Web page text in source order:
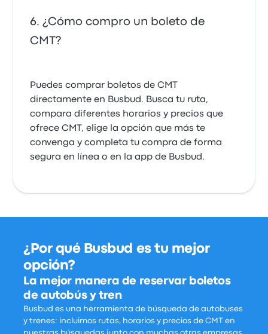
¿Cómo compro un boleto de
CMT?
Puedes comprar boletos de CMT
directamente en Busbud. Busca tu ruta,
compara diferentes horarios y precios que
ofrece CMT, elige la opción que más te
convenga y completa tu compra de forma
segura en línea o en la app de Busbud.
¿Por qué Busbud es tu mejor
opción?
La mejor manera de reservar boletos
de autobús y tren
Busbud es una herramienta de búsqueda de autobuses
y trenes: incluimos rutas, horarios y precios de CMT en